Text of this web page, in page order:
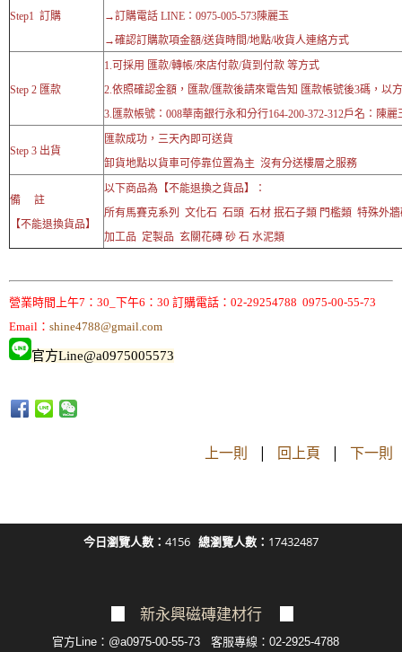
Step1 訂購
→訂購電話 LINE：0975-005-573陳麗玉
→確認訂購款項金額/送貨時間/地點/收貨人連絡方式
Step 2 匯款
1.可採用 匯款/轉帳/來店付款/貨到付款 等方式
2.依照確認金額，匯款/匯款後請來電告知 匯款帳號後3碼，以
3.匯款帳號：008華南銀行永和分行164-200-372-312戶名：陳麗
Step 3 出貨
匯款成功，三天內即可送貨
卸貨地點以貨車可停靠位置為主 沒有分送樓層之服務
備 註
【不能退換貨品】
以下商品為【不能退換之貨品】：
所有馬賽克系列 文化石 石頭 石材 抿石子類 門檻類 特殊外
加工品 定製品 玄關花磚 砂 石 水泥類
營業時間上午7：30_下午6：30 訂購電話：02-29254788 0975-00-55-73
Email： shine4788@gmail.com
官方Line@a0975005573
上一則 | 回上頁 | 下一則
今日瀏覽人數： 4156 總瀏覽人數： 17432487
新永興磁磚建材行
官方Line：@a0975-00-55-73 客服專線：02-2925-4788